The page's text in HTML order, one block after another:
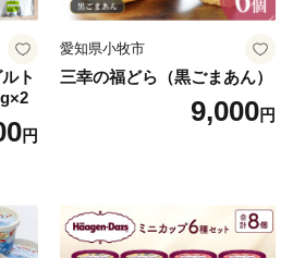
ト
円
愛知県小牧市
三幸の福どら（黒ごまあん）
9,000円